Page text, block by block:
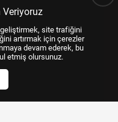
Veriyoruz
site trafiğini
artırmak için çerezler
devam ederek, bu
etmiş olursunuz.